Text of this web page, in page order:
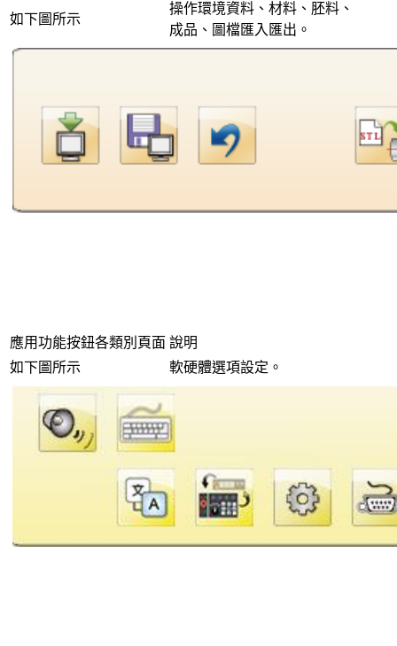
如下圖所示
操作環境資料、材料、胚料、
成品、圖檔匯入匯出。
應用功能按鈕各類別頁面 說明
如下圖所示
軟硬體選項設定。